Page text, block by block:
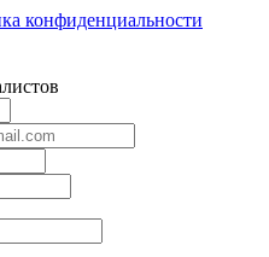
конфиденциальности